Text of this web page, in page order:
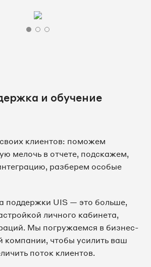
и обучение
клиентов: поможем
мелочь в отчете, подскажем,
разберем особые
поддержки UIS — это больше,
личного кабинета,
Мы погружаемся в бизнес-
компании, чтобы усилить ваш
поток клиентов.